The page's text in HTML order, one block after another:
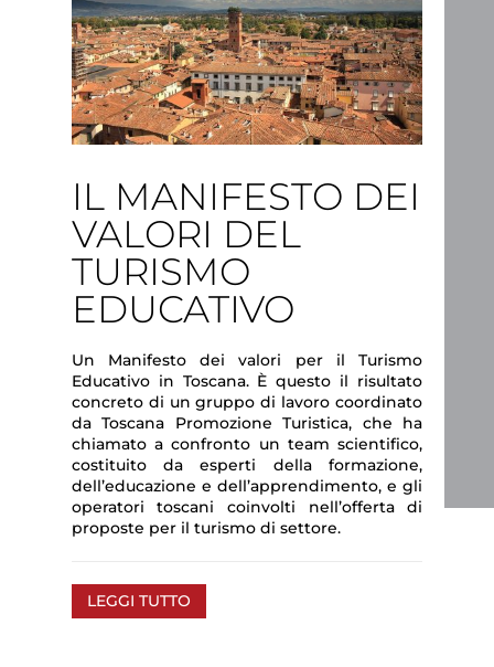
IL MANIFESTO DEI
VALORI DEL
TURISMO
EDUCATIVO
Un Manifesto dei valori per il Turismo
Educativo in Toscana. È questo il risultato
concreto di un gruppo di lavoro coordinato
da Toscana Promozione Turistica, che ha
chiamato a confronto un team scientifico,
costituito da esperti della formazione,
dell’educazione e dell’apprendimento, e gli
operatori toscani coinvolti nell’offerta di
proposte per il turismo di settore.
LEGGI TUTTO